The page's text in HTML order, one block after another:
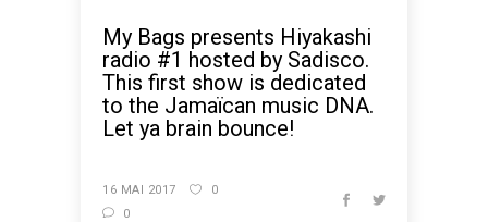
My Bags presents Hiyakashi
radio #1 hosted by Sadisco.
This first show is dedicated
to the Jamaïcan music DNA.
Let ya brain bounce!
16 MAI 2017
0
0